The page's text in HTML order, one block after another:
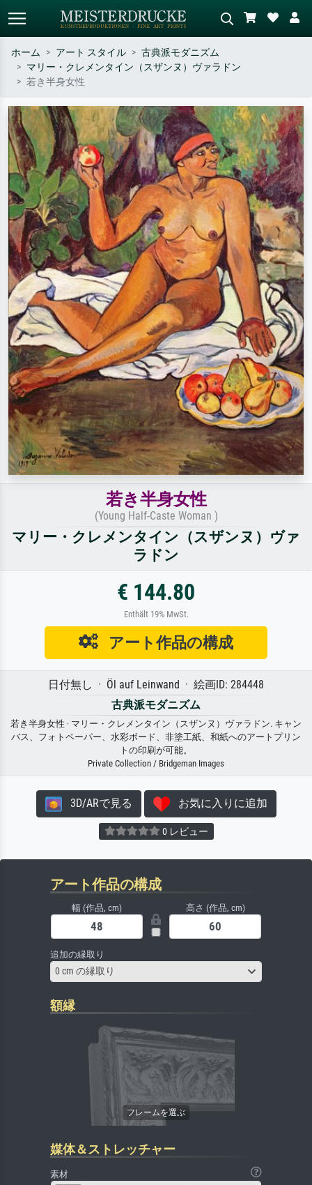
標準検索
– 例：モネ、星月夜、印象派、北
斎の波、ヌード。
緑の草原、赤の多い抽象画、暗い
油絵、木のそばの立ち姿のヌー
ド。
ホーム アート スタイル
古典派モダニズム
マリー・クレメンタイン（スザンヌ）ヴァラドン
若き半身女性
若き半身女性
(Young Half-Caste Woman )
マリー・クレメンタイン（スザンヌ）ヴァ
ラドン
€ 144.80
Enthält 19% MwSt.
アート作品の構成
日付無し · Öl auf Leinwand · 絵画ID: 284448
古典派モダニズム
若き半身女性 · マリー・クレメンタイン（スザンヌ）ヴァラドン. キャン
バス、フォトペーパー、水彩ボード、非塗工紙、和紙へのアートプリン
トの印刷が可能。
Private Collection / Bridgeman Images
3D/ARで見る お気に入りに追加
0 レビュー
アート作品の構成
幅 (作品, cm) 高さ (作品, cm)
追加の縁取り
0 cm の縁取り
額縁
媒体＆ストレッチャー
素材